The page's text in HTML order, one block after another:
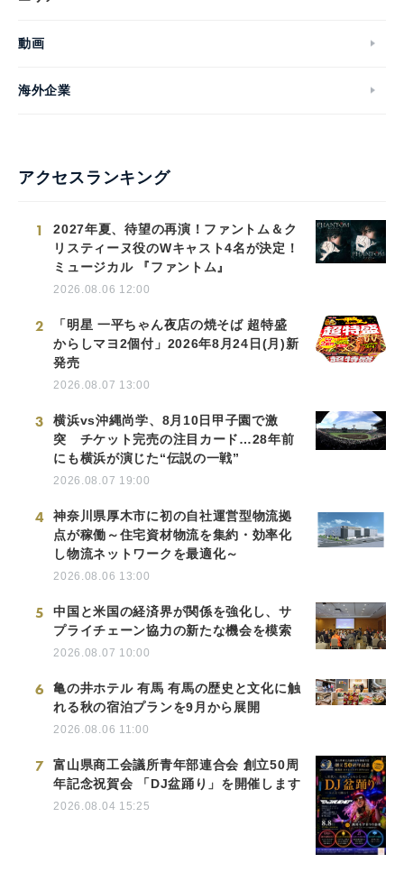
動画
海外企業
アクセスランキング
1
2027年夏、待望の再演！ファントム＆ク
リスティーヌ役のWキャスト4名が決定！
ミュージカル 『ファントム』
2026.08.06 12:00
2
「明星 一平ちゃん夜店の焼そば 超特盛
からしマヨ2個付」2026年8月24日(月)新
発売
2026.08.07 13:00
3
横浜vs沖縄尚学、8月10日甲子園で激
突 チケット完売の注目カード…28年前
にも横浜が演じた“伝説の一戦”
2026.08.07 19:00
4
神奈川県厚木市に初の自社運営型物流拠
点が稼働～住宅資材物流を集約・効率化
し物流ネットワークを最適化～
2026.08.06 13:00
5
中国と米国の経済界が関係を強化し、サ
プライチェーン協力の新たな機会を模索
2026.08.07 10:00
6
亀の井ホテル 有馬 有馬の歴史と文化に触
れる秋の宿泊プランを9月から展開
2026.08.06 11:00
7
富山県商工会議所青年部連合会 創立50周
年記念祝賀会 「DJ盆踊り」を開催します
2026.08.04 15:25